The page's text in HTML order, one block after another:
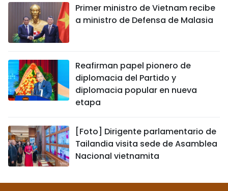
Primer ministro de Vietnam recibe
a ministro de Defensa de Malasia
Reafirman papel pionero de
diplomacia del Partido y
diplomacia popular en nueva
etapa
[Foto] Dirigente parlamentario de
Tailandia visita sede de Asamblea
Nacional vietnamita